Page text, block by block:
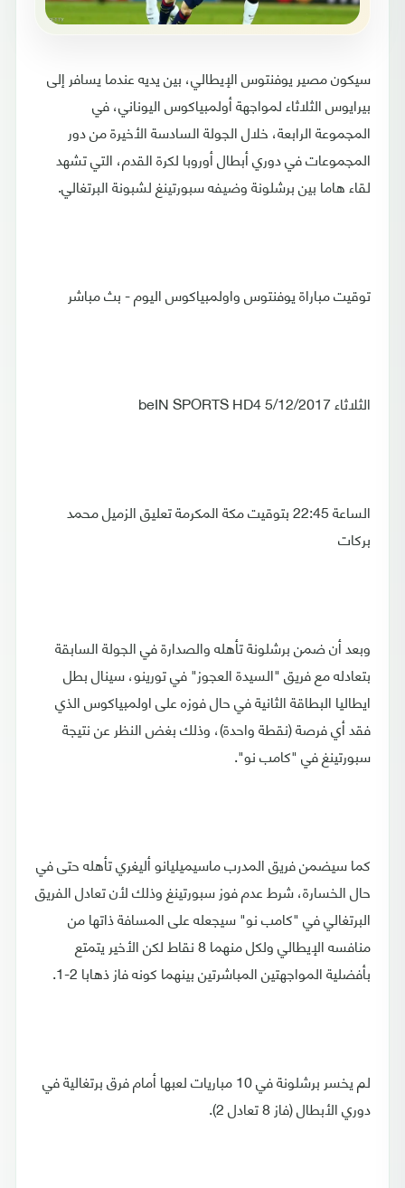
سيكون مصير يوفنتوس الإيطالي، بين يديه عندما يسافر إلى
بيرايوس الثلاثاء لمواجهة أولمبياكوس اليوناني، في
المجموعة الرابعة، خلال الجولة السادسة الأخيرة من دور
المجموعات في دوري أبطال أوروبا لكرة القدم، التي تشهد
لقاء هاما بين برشلونة وضيفه سبورتينغ لشبونة البرتغالي.
توقيت مباراة يوفنتوس واولمبياكوس اليوم - بث مباشر
الثلاثاء 5/12/2017 beIN SPORTS HD4
الساعة 22:45 بتوقيت مكة المكرمة تعليق الزميل محمد
بركات
وبعد أن ضمن برشلونة تأهله والصدارة في الجولة السابقة
بتعادله مع فريق "السيدة العجوز" في تورينو، سينال بطل
ايطاليا البطاقة الثانية في حال فوزه على اولمبياكوس الذي
فقد أي فرصة (نقطة واحدة)، وذلك بغض النظر عن نتيجة
سبورتينغ في "كامب نو".
كما سيضمن فريق المدرب ماسيميليانو أليغري تأهله حتى في
حال الخسارة، شرط عدم فوز سبورتينغ وذلك لأن تعادل الفريق
البرتغالي في "كامب نو" سيجعله على المسافة ذاتها من
منافسه الإيطالي ولكل منهما 8 نقاط لكن الأخير يتمتع
بأفضلية المواجهتين المباشرتين بينهما كونه فاز ذهابا 2-1.
لم يخسر برشلونة في 10 مباريات لعبها أمام فرق برتغالية في
دوري الأبطال (فاز 8 تعادل 2).